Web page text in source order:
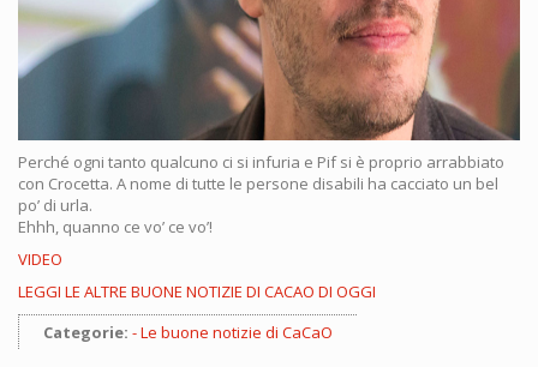
Perché ogni tanto qualcuno ci si infuria e Pif si è proprio arrabbiato
con Crocetta. A nome di tutte le persone disabili ha cacciato un bel
po’ di urla.
Ehhh, quanno ce vo’ ce vo’!
VIDEO
LEGGI LE ALTRE BUONE NOTIZIE DI CACAO DI OGGI
Categorie:
Le buone notizie di CaCaO